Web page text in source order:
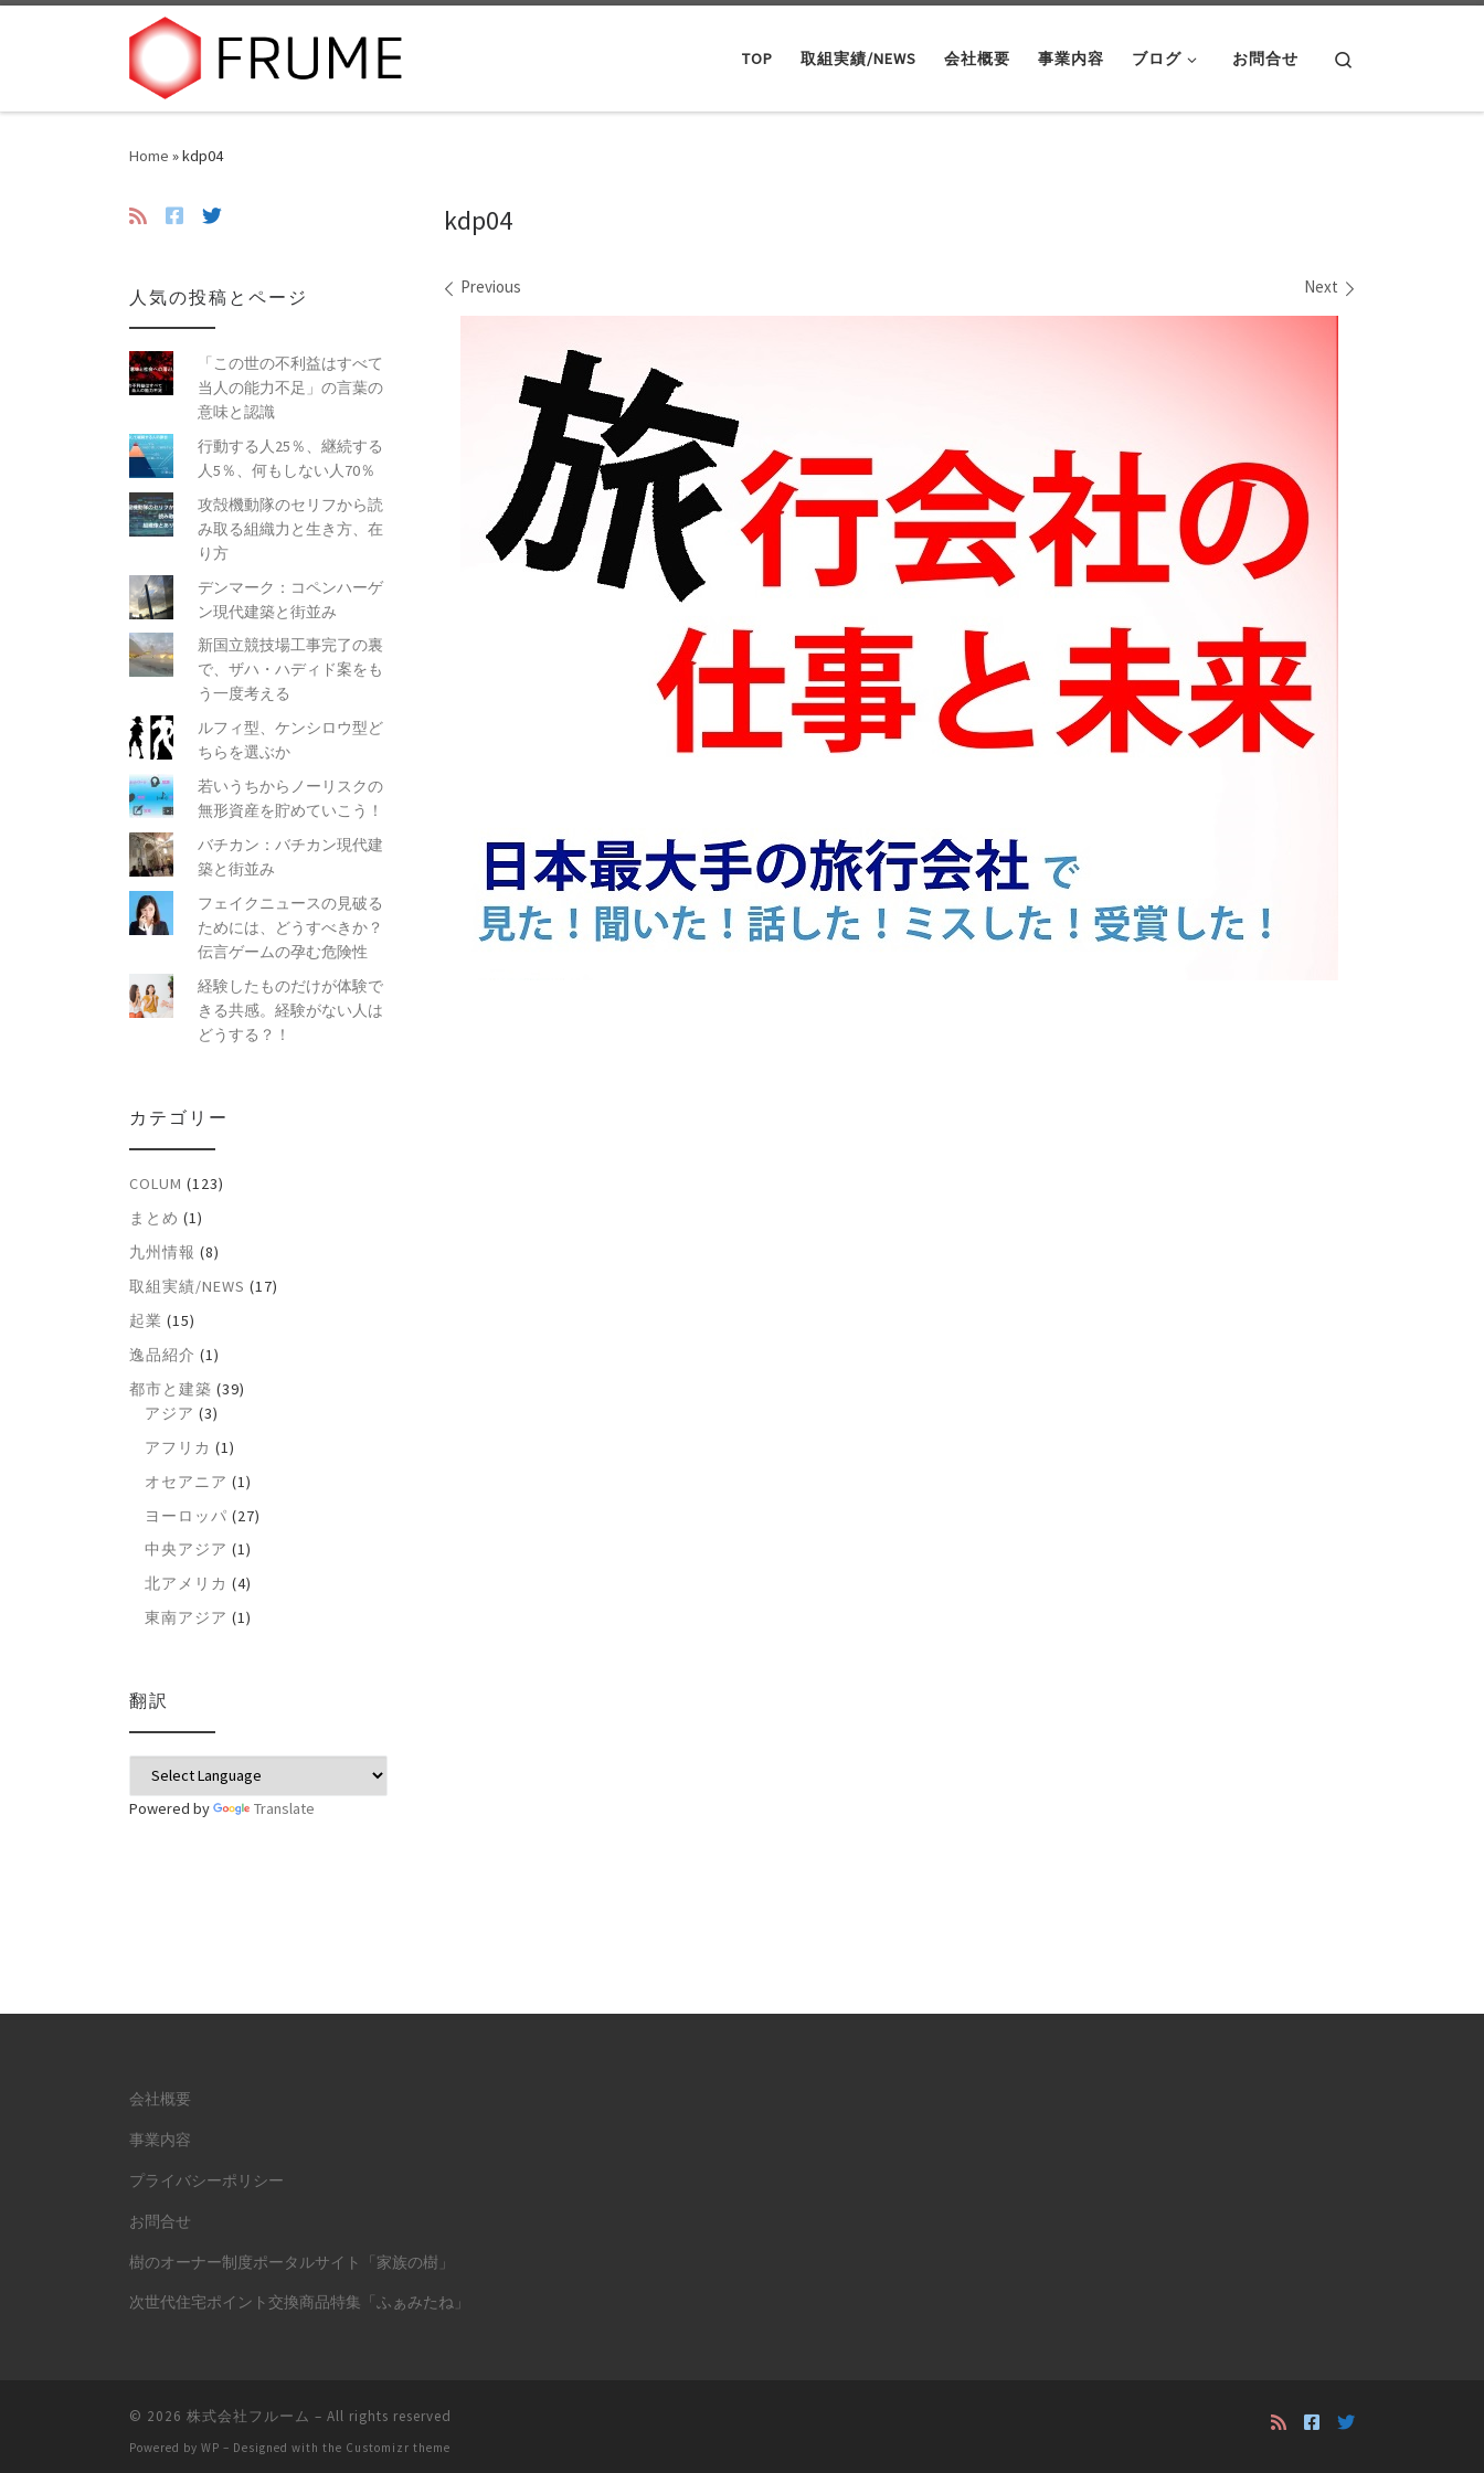
Skip to content
TOP 取組実績/NEWS 会社概要 事業内容 ブログ お問合せ
Home »kdp04
kdp04
Images navigation
Previous Next
人気の投稿とページ
「この世の不利益はすべて
当人の能力不足」の言葉の
意味と認識
行動する人25％、継続する
人5％、何もしない人70％
攻殻機動隊のセリフから読
み取る組織力と生き方、在
り方
デンマーク：コペンハーゲ
ン現代建築と街並み
新国立競技場工事完了の裏
で、ザハ・ハディド案をも
う一度考える
ルフィ型、ケンシロウ型ど
ちらを選ぶか
若いうちからノーリスクの
無形資産を貯めていこう！
バチカン：バチカン現代建
築と街並み
フェイクニュースの見破る
ためには、どうすべきか？
伝言ゲームの孕む危険性
経験したものだけが体験で
きる共感。経験がない人は
どうする？！
カテゴリー
COLUM (123)
まとめ (1)
九州情報 (8)
取組実績/NEWS (17)
起業 (15)
逸品紹介 (1)
都市と建築 (39)
アジア (3)
アフリカ (1)
オセアニア (1)
ヨーロッパ (27)
中央アジア (1)
北アメリカ (4)
東南アジア (1)
翻訳
Powered by Translate
会社概要
事業内容
プライバシーポリシー
お問合せ
樹のオーナー制度ポータルサイト「家族の樹」
次世代住宅ポイント交換商品特集「ふぁみたね」
© 2026 株式会社フルーム – All rights reserved
Powered by WP – Designed with the Customizr theme